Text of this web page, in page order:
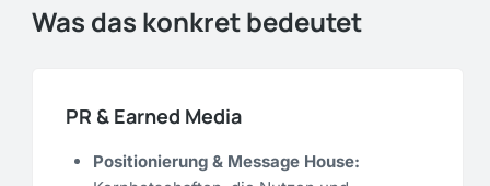
Was das konkret bedeutet
PR & Earned Media
Positionierung & Message House: